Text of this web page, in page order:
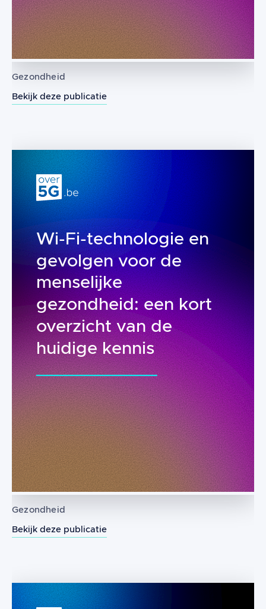
Genotoxische effecten van
Gezondheid
Bekijk deze publicatie
Wi-Fi-technologie en
gevolgen voor de
menselijke
gezondheid: een kort
overzicht van de
huidige kennis
Wi-Fi-technologie en gevolgen voor
Gezondheid
Bekijk deze publicatie